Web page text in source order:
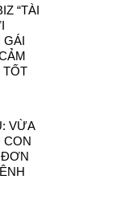
“TÀI
GÁI
TỐT
VỪA
CON